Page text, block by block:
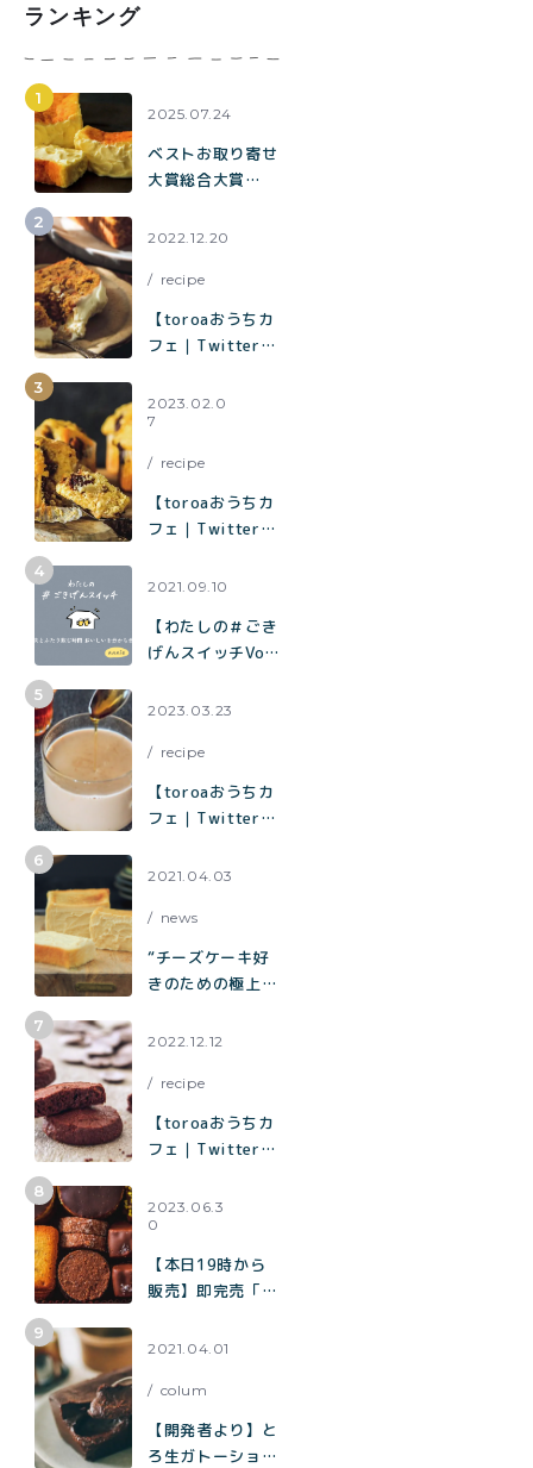
ランキング
2025.07.24
ベストお取り寄せ
大賞総合大賞
の催事に出店中。
2022.12.20
recipe
【toroaおうちカ
フェ｜Twitterで
題】混ぜて焼くだ
けでお店の味「キ
の作り方
2023.02.0
7
recipe
【toroaおうちカ
フェ｜Twitterで
題】混ぜて焼くだ
ョコバナナマフィ
ン」の作り方
2021.09.10
【わたしの＃ごき
げんスイッチVol.
む時間 おいしい
2023.03.23
recipe
【toroaおうちカ
フェ｜Twitterで
題】烏龍茶がしっ
感たっぷり「烏龍
茶ラテ」
2021.04.03
news
“チーズケーキ好
きのための極上チ
ろ生チーズケー
2022.12.12
recipe
【toroaおうちカ
フェ｜Twitterで
題】混ぜて焼くだ
けで作れる生チョ
コみたいなクッキ
ー「濃厚チョコク
ッキー」の作り方
2023.06.3
0
【本日19時から
販売】即完売「チ
ー缶」の再販売／
「toroaのバター
が美味しいクッキ
ー缶」
2021.04.01
colum
【開発者より】と
ろ生ガトーショコ